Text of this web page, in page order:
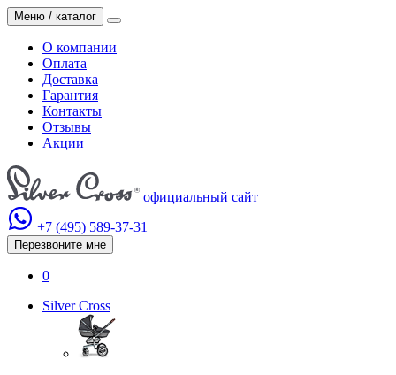
Меню / каталог
О компании
Оплата
Доставка
Гарантия
Контакты
Отзывы
Акции
официальный сайт
+7 (495) 589-37-31
Перезвоните мне
0
Silver Cross